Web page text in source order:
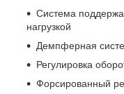
Система
нагрузкой
Демпферная
Регулировка
Форсированный